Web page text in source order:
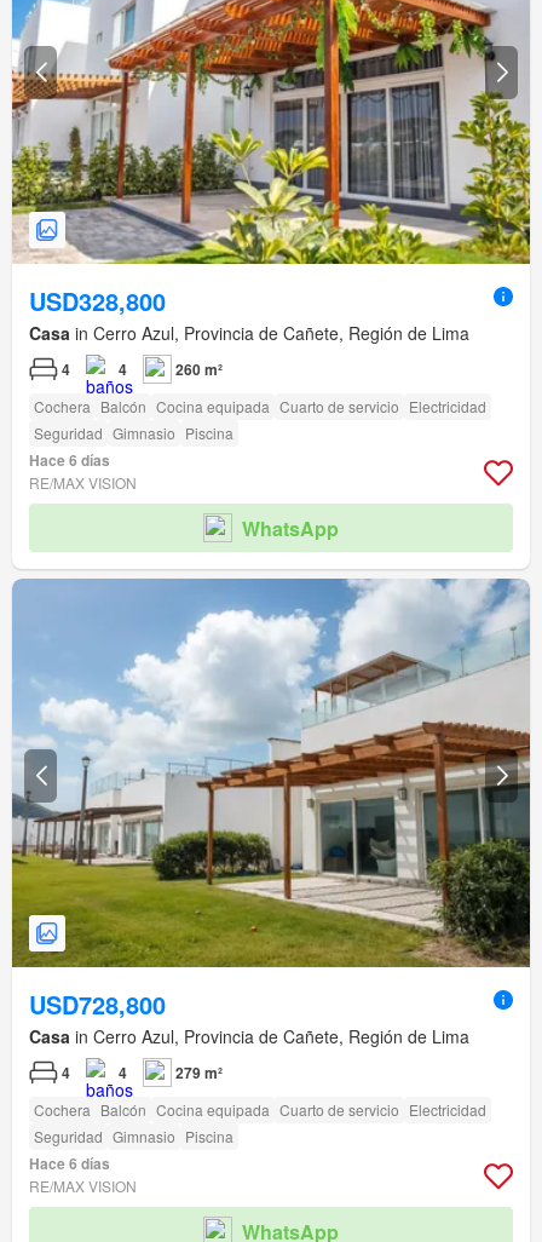
USD328,800
Casa in Cerro Azul, Provincia de Cañete, Región de Lima
4 4 260 m²
Cochera Balcón Cocina equipada Cuarto de servicio Electricidad
Seguridad Gimnasio Piscina
Hace 6 días
RE/MAX VISION
WhatsApp
USD728,800
Casa in Cerro Azul, Provincia de Cañete, Región de Lima
4 4 279 m²
Cochera Balcón Cocina equipada Cuarto de servicio Electricidad
Seguridad Gimnasio Piscina
Hace 6 días
RE/MAX VISION
WhatsApp